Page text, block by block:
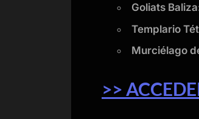
Goliats
Templario
Murciélago
>>